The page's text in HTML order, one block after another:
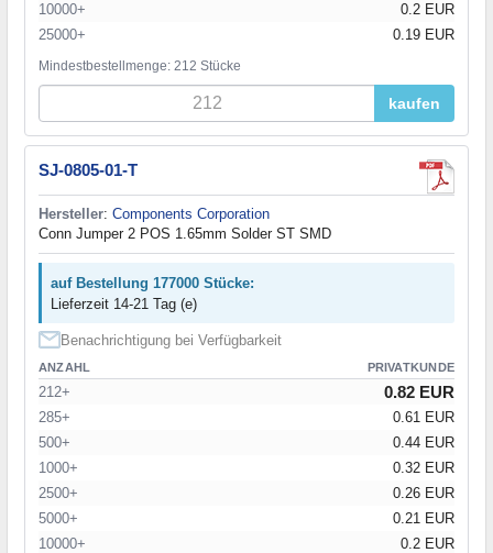
10000+
0.2 EUR
25000+
0.19 EUR
Mindestbestellmenge: 212 Stücke
kaufen
SJ-0805-01-T
Hersteller: Components Corporation
Conn Jumper 2 POS 1.65mm Solder ST SMD
auf Bestellung 177000 Stücke:
Lieferzeit 14-21 Tag (e)
Benachrichtigung bei Verfügbarkeit
ANZAHL PRIVATKUNDE
212+ 0.82 EUR
285+
0.61 EUR
500+
0.44 EUR
1000+
0.32 EUR
2500+
0.26 EUR
5000+
0.21 EUR
10000+
0.2 EUR